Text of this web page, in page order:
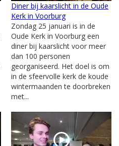
Diner bij kaarslicht in de Oude
Kerk in Voorburg
Zondag 25 januari is in de
Oude Kerk in Voorburg een
diner bij kaarslicht voor meer
dan 100 personen
georganiseerd. Het doel is om
in de sfeervolle kerk de koude
wintermaanden te doorbreken
met...